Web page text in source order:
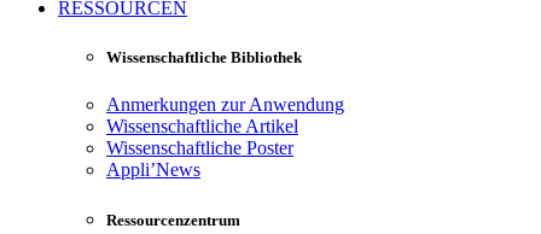
RESSOURCEN
Wissenschaftliche Bibliothek
Anmerkungen zur Anwendung
Wissenschaftliche Artikel
Wissenschaftliche Poster
Appli’News
Ressourcenzentrum